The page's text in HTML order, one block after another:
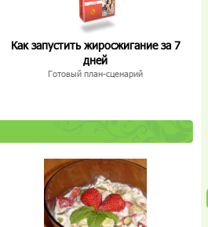
Как запустить жиросжигание за 7
дней
Готовый план-сценарий